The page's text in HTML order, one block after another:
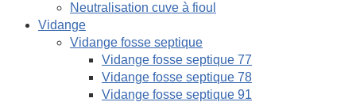
Neutralisation cuve à fioul
Vidange
Vidange fosse septique
Vidange fosse septique 77
Vidange fosse septique 78
Vidange fosse septique 91